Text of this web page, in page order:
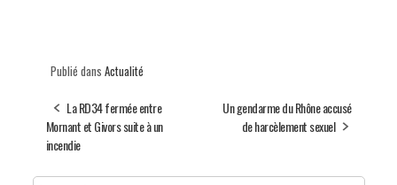
Publié dans Actualité
La RD34 fermée entre
Mornant et Givors suite à un
incendie
Un gendarme du Rhône accusé
de harcèlement sexuel